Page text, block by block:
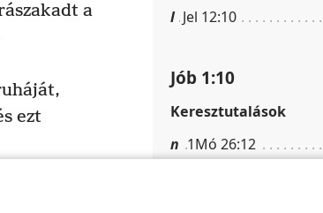
a
ezt
l Jel 12:10
Jób 1:10
Keresztutalások
n 1Mó 26:12